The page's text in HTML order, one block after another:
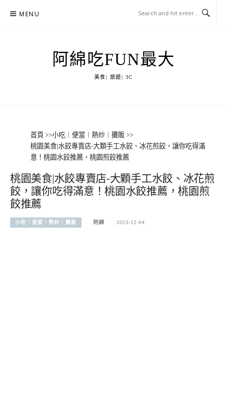
MENU
阿綿吃FUN最大
美食| 旅遊| 3C
首頁 >>小吃︱便當︱熱炒︱攤販 >>
桃園美食|水餃專賣店-大顆手工水餃、冰花煎餃，讓你吃得滿
意！桃園水餃推薦，桃園煎餃推薦
桃園美食|水餃專賣店-大顆手工水餃、冰花煎
餃，讓你吃得滿意！桃園水餃推薦，桃園煎
餃推薦
小吃︱便當︱熱炒︱攤販 阿綿 2023-12-04